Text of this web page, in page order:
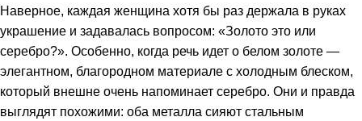
Наверное, каждая женщина хотя бы раз держала в руках
украшение и задавалась вопросом: «Золото это или
серебро?». Особенно, когда речь идет о белом золоте —
элегантном, благородном материале с холодным блеском,
который внешне очень напоминает серебро. Они и правда
выглядят похожими: оба металла сияют стальным